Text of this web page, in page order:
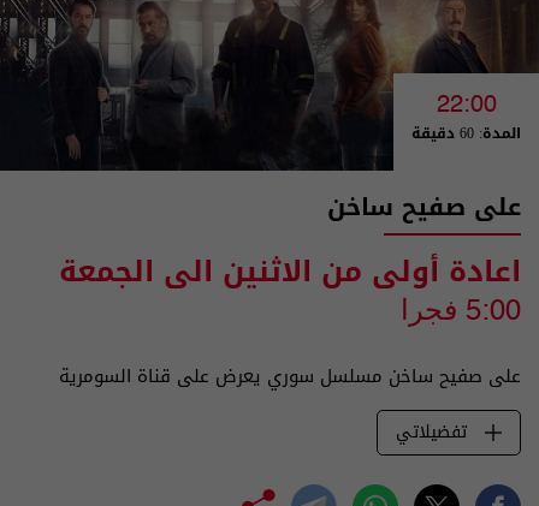
22:00
المدة: 60 دقيقة
على صفيح ساخن
اعادة أولى من الاثنين الى الجمعة
5:00 فجرا
على صفيح ساخن مسلسل سوري يعرض على قناة السومرية
تفضيلاتي